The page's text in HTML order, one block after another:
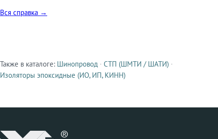
Вся справка →
Смежные продукты
Также в каталоге: Шинопровод · СТП (ШМТИ / ШАТИ) ·
Изоляторы эпоксидные (ИО, ИП, КИНН)